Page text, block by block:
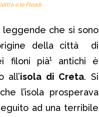
e le Pleadi
che si sono
della città di
filoni pià¹ antichi è
all’isola di Creta. Si
l’isola prosperava
ad una terribile